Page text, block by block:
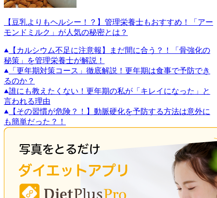
【豆乳よりもヘルシー！？】管理栄養士もおすすめ！「アー
モンドミルク」が人気の秘密とは？
【カルシウム不足に注意報】まだ間に合う？！「骨強化の
秘策」を管理栄養士が解説！
「更年期対策コース」徹底解説！更年期は食事で予防でき
るのか？
誰にも教えたくない！更年期の私が「キレイになった」と
言われる理由
【その習慣が危険？！】動脈硬化を予防する方法は意外に
も簡単だった？！